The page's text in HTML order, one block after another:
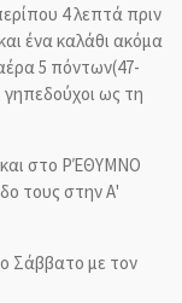
4 λεπτά πριν
ένα καλάθι ακόμα
5 πόντων(47-
ως τη
στο ΡΈΘΥΜΝΟ
τους στην Α'
Σάββατο με τον